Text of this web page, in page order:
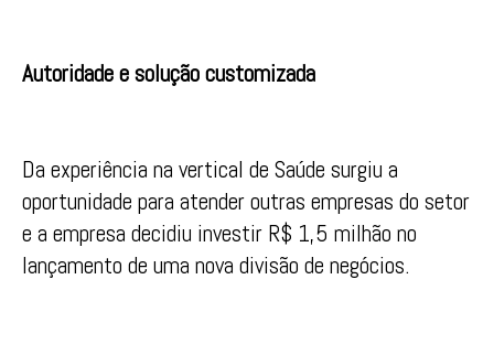
Autoridade e solução customizada
Da experiência na vertical de Saúde surgiu a
oportunidade para atender outras empresas do setor
e a empresa decidiu investir R$ 1,5 milhão no
lançamento de uma nova divisão de negócios.